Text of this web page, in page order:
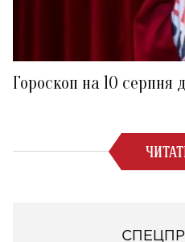
Гороскоп на 10 серпня